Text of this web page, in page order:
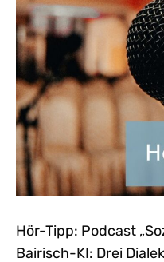
Hör-Tipp: Podcast
Bairisch-KI: Drei